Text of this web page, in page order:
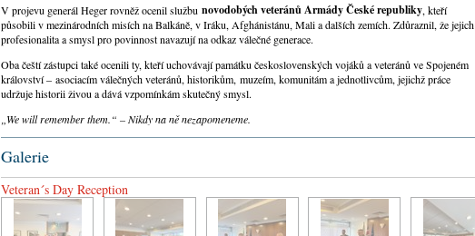
V projevu generál Heger rovněž ocenil službu novodobých veteránů Armády České republiky, kteří
působili v mezinárodních misích na Balkáně, v Iráku, Afghánistánu, Mali a dalších zemích. Zdůraznil, že jejich
profesionalita a smysl pro povinnost navazují na odkaz válečné generace.
Oba čeští zástupci také ocenili ty, kteří uchovávají památku československých vojáků a veteránů ve Spojeném
království – asociacím válečných veteránů, historikům, muzeím, komunitám a jednotlivcům, jejichž práce
udržuje historii živou a dává vzpomínkám skutečný smysl.
„We will remember them.“ – Nikdy na ně nezapomeneme.
Galerie
Veteran´s Day Reception